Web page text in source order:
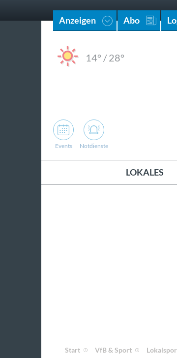
Anzeigen Abo
14° /28°
Events Notdienste
LOKALES
Start VfB & Sport